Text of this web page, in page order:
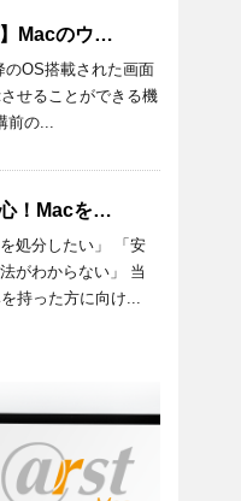
【作業効率アップ】Macのウィンドウを半分にする方法を詳しく解説
のOS搭載された画面
せることができる機
前の...
197 初めてでも安心！Macを処分するときの準備と方法を詳しく解説！
処分したい」 「安
がわからない」 当
持った方に向け...